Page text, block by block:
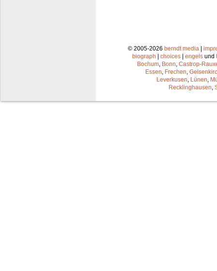
© 2005-2026 berndt media |
biograph | choices | engels und
Bochum Bonn Castrop-
Essen Frechen
Leverkusen Lünen
Recklinghausen